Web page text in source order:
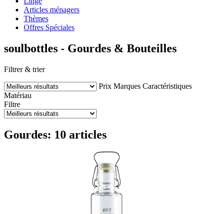
Articles ménagers
Thèmes
Offres Spéciales
soulbottles - Gourdes & Bouteilles
Filtrer & trier
Prix Marques Caractéristiques
Matériau
Filtre
Gourdes: 10 articles